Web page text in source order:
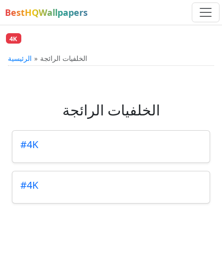
BestHQWallpapers
4K
الرئيسية الخلفيات الرائجة
الخلفيات الرائجة
#4K
#4K